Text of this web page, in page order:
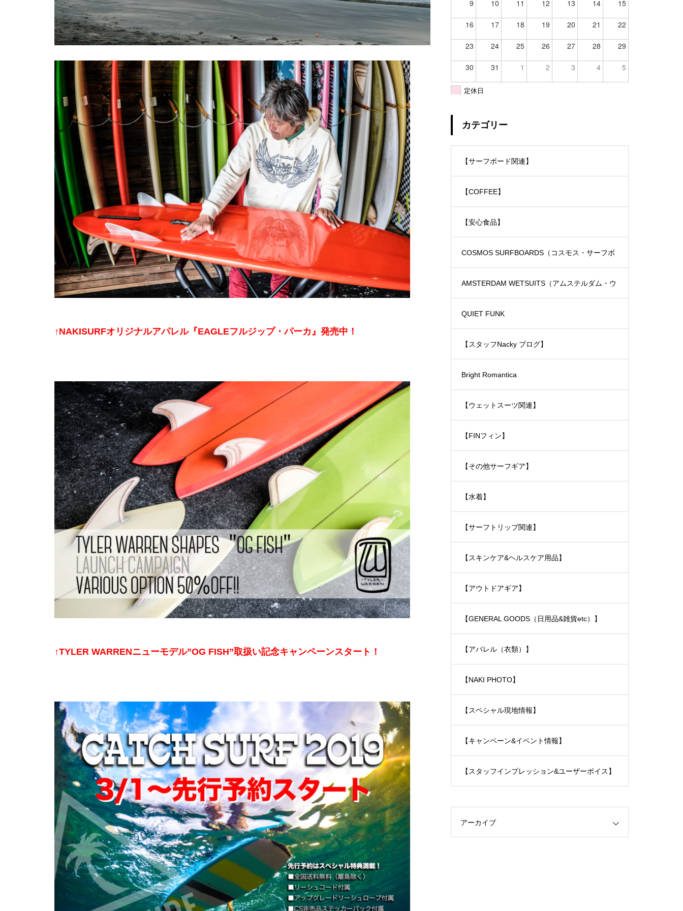
↑NAKISURFオリジナルアパレル『EAGLEフルジップ・パーカ』発売中！
↑TYLER WARRENニューモデル”OG FISH”取扱い記念キャンペーンスタート！
9 10 11 12 13 14 15
16 17 18 19 20 21 22
23 24 25 26 27 28 29
30 31 1 2 3 4 5
定休日
カテゴリー
【サーフボード関連】
【COFFEE】
【安心食品】
COSMOS SURFBOARDS（コスモス・サーフボ
ード）
AMSTERDAM WETSUITS（アムステルダム・ウ
ェットスーツ）
QUIET FUNK
【スタッフNacky ブログ】
Bright Romantica
【ウェットスーツ関連】
【FINフィン】
【その他サーフギア】
【水着】
【サーフトリップ関連】
【スキンケア&ヘルスケア用品】
【アウトドアギア】
【GENERAL GOODS（日用品&雑貨etc）】
【アパレル（衣類）】
【NAKI PHOTO】
【スペシャル現地情報】
【キャンペーン&イベント情報】
【スタッフインプレッション&ユーザーボイス】
アーカイブ